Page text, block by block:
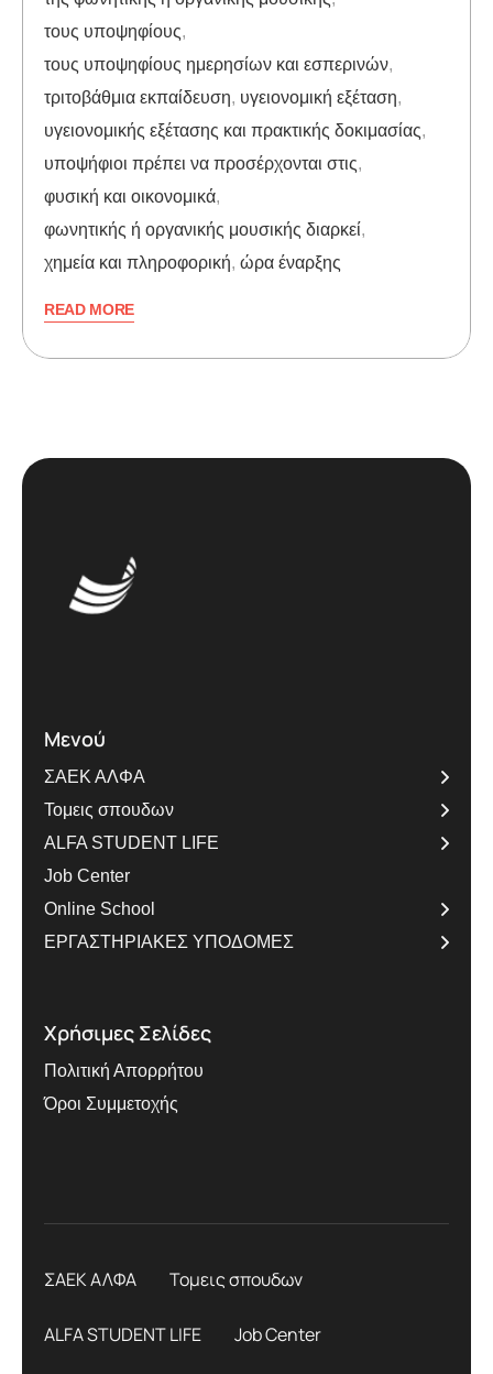
τους υποψηφίους,
τους υποψηφίους ημερησίων και εσπερινών,
τριτοβάθμια εκπαίδευση, υγειονομική εξέταση,
υγειονομικής εξέτασης και πρακτικής δοκιμασίας,
υποψήφιοι πρέπει να προσέρχονται στις,
φυσική και οικονομικά,
φωνητικής ή οργανικής μουσικής διαρκεί,
χημεία και πληροφορική, ώρα έναρξης
READ MORE
Μενού
ΣΑΕΚ ΑΛΦΑ
Τομεις σπουδων
ALFA STUDENT LIFE
Job Center
Online School
ΕΡΓΑΣΤΗΡΙΑΚΕΣ ΥΠΟΔΟΜΕΣ
Χρήσιμες Σελίδες
Πολιτική Απορρήτου
Όροι Συμμετοχής
ΣΑΕΚ ΑΛΦΑ Τομεις σπουδων
ALFA STUDENT LIFE Job Center